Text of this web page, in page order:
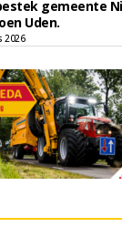
gemeente
Uden.
2026